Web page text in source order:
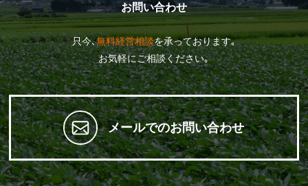
お問い合わせ
只今､無料経営相談を承っております｡
お気軽にご相談ください｡
メールでのお問い合わせ